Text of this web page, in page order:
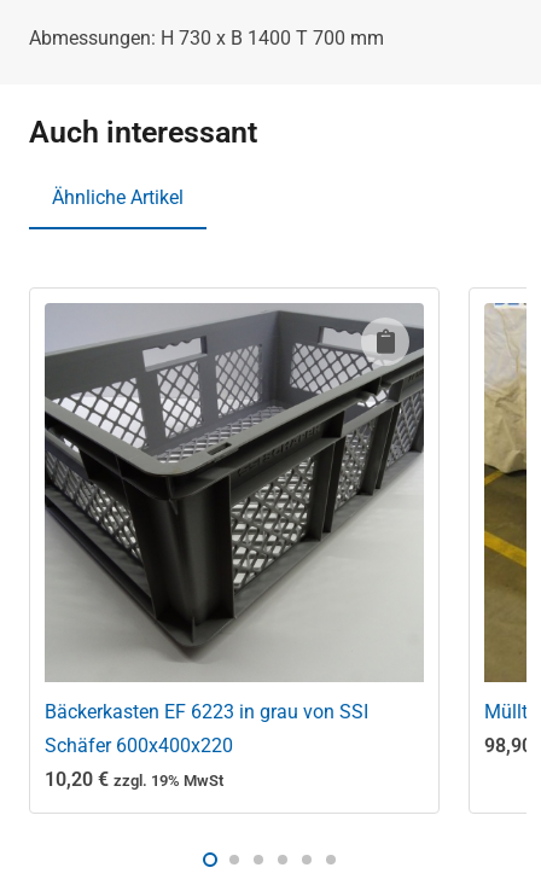
Abmessungen: H 730 x B 1400 T 700 mm
Auch interessant
Ähnliche Artikel
Bäckerkasten EF 6223 in grau von SSI
Schäfer 600x400x220
10,20 € zzgl. 19% MwSt
98,90